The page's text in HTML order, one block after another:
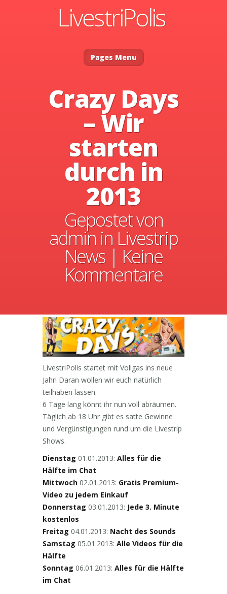
Pages Menu
Crazy Days
– Wir
starten
durch in
2013
Gepostet von
admin in Livestrip
News| Keine
Kommentare
LivestriPolis startet mit Vollgas ins neue
Jahr! Daran wollen wir euch natürlich
teilhaben lassen.
6 Tage lang könnt ihr nun voll abräumen.
Täglich ab 18 Uhr gibt es satte Gewinne
und Vergünstigungen rund um die Livestrip
Shows.
Dienstag 01.01.2013: Alles für die
Hälfte im Chat
Mittwoch 02.01.2013: Gratis Premium-
Video zu jedem Einkauf
Donnerstag 03.01.2013: Jede 3. Minute
kostenlos
Freitag 04.01.2013: Nacht des Sounds
Samstag 05.01.2013: Alle Videos für die
Hälfte
Sonntag 06.01.2013: Alles für die Hälfte
im Chat